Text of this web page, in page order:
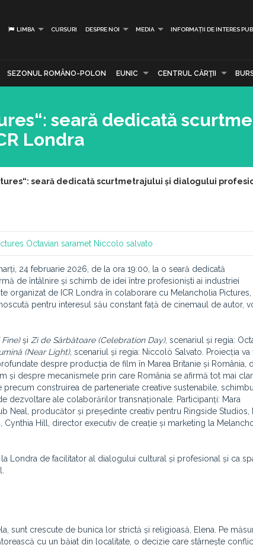
LIMBA CURSURI DESPRE NOI MEDIA INFORMAȚII DE INTERES
SEZONUL ROMÂNO-POLON EUNIC CENTRUL CĂRŢII
seară dedicată
Londra
seară dedicată scurtmetrajului și dialogului
Octavian saramet Niccolo salvato
24 februarie 2026, de la ora 19:00, la o seară dedicată
de întâlnire și schimb de idei între profesioniști ai industriei
organizat de ICR Londra în colaborare cu Melancholia Pictures,
pentru interesul său constant față de cinemaul de autor,
Fine)și Zi de Sărbătoare (Celebration Day), scenariul și regia:
(Near Light), scenariul și regia: Niccolò Salvato. Proiecția va
despre producția de film în Marea Britanie și România,
și despre mecanismele prin care România se afirmă tot mai
construirea de parteneriate creative sustenabile,
ale colaborărilor transnaționale. Participanți: Mara
Neal, producător și președinte creativ pentru Ringside Studios,
Hill, director executiv de creație și marketing la
Londra de facilitator al dialogului cultural și profesional și ca
sunt crescute de bunica lor strictă și religioasă, Elena. Pe
cu un băiat din localitate, o decizie care stârnește